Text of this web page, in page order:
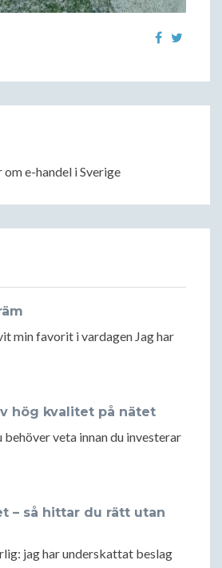
e-handel i Sverige
min favorit i vardagen Jag har
hög kvalitet på nätet
veta innan du investerar
– så hittar du rätt utan
jag har underskattat beslag